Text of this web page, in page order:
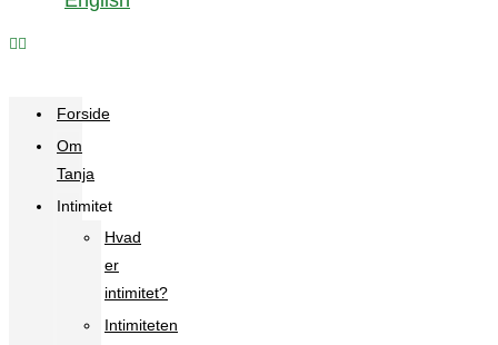
Forside
Om
Tanja
Intimitet
Hvad
er
intimitet?
Intimiteten